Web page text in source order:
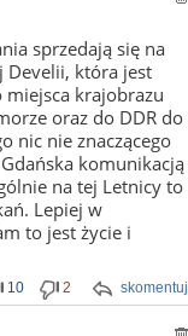
sprzedają się na
Develii, która jest
miejsca krajobrazu
oraz do DDR do
nic nie znaczącego
komunikacją
na tej Letnicy to
Lepiej w
to jest życie i
skomentuj
10 2